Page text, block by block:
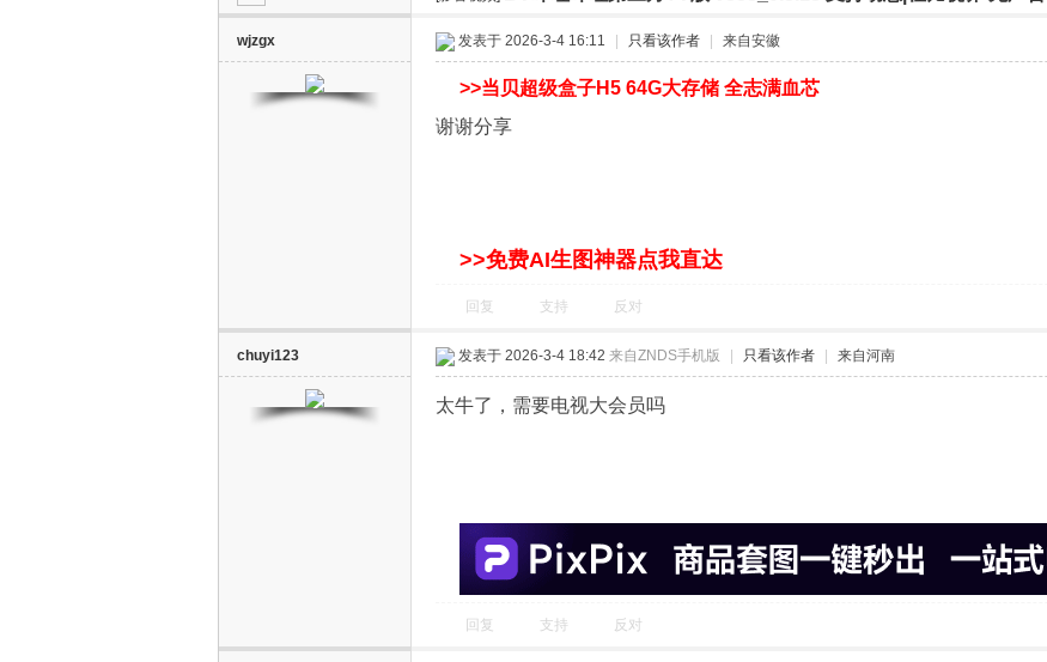
wjzgx 发表于 2026-3-4 16:11 只看该作者 来自安徽
>>当贝超级盒子H5 64G大存储 全志满血芯
谢谢分享
>>免费AI生图神器点我直达
回复 支持 反对
chuyi123 发表于 2026-3-4 18:42 来自ZNDS手机版 只看该作者 来自河南
太牛了，需要电视大会员吗
回复 支持 反对